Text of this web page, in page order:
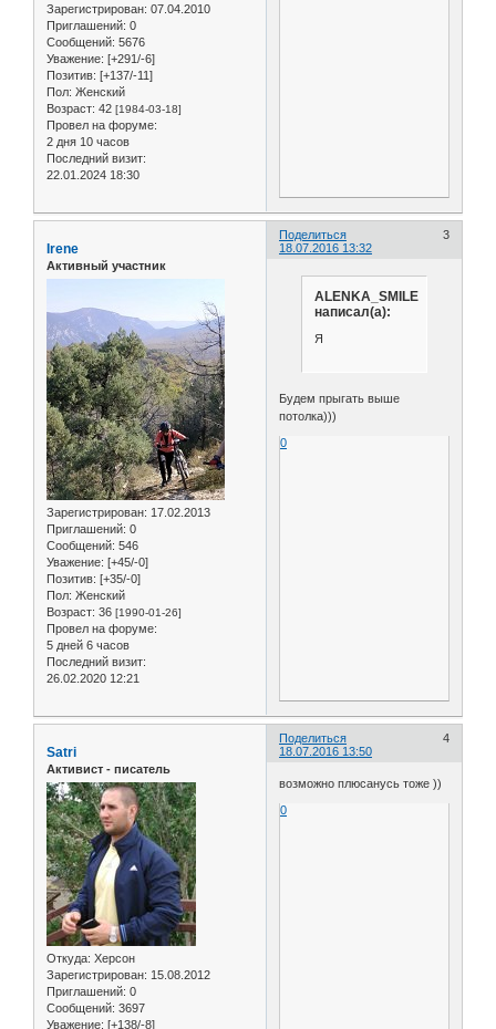
Зарегистрирован: 07.04.2010
Приглашений: 0
Сообщений: 5676
Уважение: [+291/-6]
Позитив: [+137/-11]
Пол: Женский
Возраст: 42 [1984-03-18]
Провел на форуме:
2 дня 10 часов
Последний визит:
22.01.2024 18:30
Поделиться
3
18.07.2016 13:32
Irene
Активный участник
Зарегистрирован: 17.02.2013
Приглашений: 0
Сообщений: 546
Уважение: [+45/-0]
Позитив: [+35/-0]
Пол: Женский
Возраст: 36 [1990-01-26]
Провел на форуме:
5 дней 6 часов
Последний визит:
26.02.2020 12:21
ALENKA_SMILE
написал(а):
Я
Будем прыгать выше
потолка)))
0
Поделиться
4
18.07.2016 13:50
Satri
Активист - писатель
Откуда: Херсон
Зарегистрирован: 15.08.2012
Приглашений: 0
Сообщений: 3697
Уважение: [+138/-8]
возможно плюсанусь тоже ))
0